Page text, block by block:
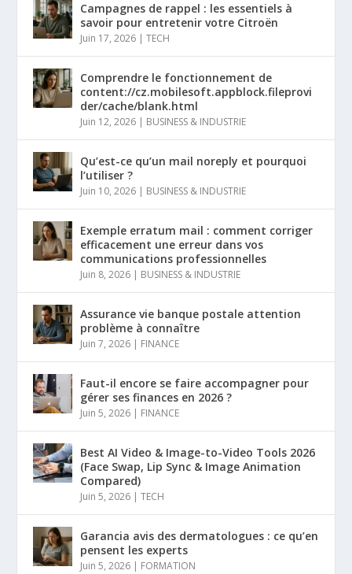
Campagnes de rappel : les essentiels à
savoir pour entretenir votre Citroën
Juin 17, 2026 |TECH
Comprendre le fonctionnement de
content://cz.mobilesoft.appblock.fileprovi
der/cache/blank.html
Juin 12, 2026 | BUSINESS & INDUSTRIE
Qu’est-ce qu’un mail noreply et pourquoi
l’utiliser ?
Juin 10, 2026 | BUSINESS & INDUSTRIE
Exemple erratum mail : comment corriger
efficacement une erreur dans vos
communications professionnelles
Juin 8, 2026 | BUSINESS & INDUSTRIE
Assurance vie banque postale attention
problème à connaître
Juin 7, 2026 | FINANCE
Faut-il encore se faire accompagner pour
gérer ses finances en 2026 ?
Juin 5, 2026 | FINANCE
Best AI Video & Image-to-Video Tools 2026
(Face Swap, Lip Sync & Image Animation
Compared)
Juin 5, 2026 |TECH
Garancia avis des dermatologues : ce qu’en
pensent les experts
Juin 5, 2026 | FORMATION